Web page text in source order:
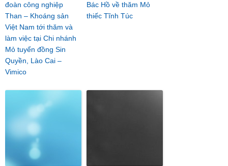
đoàn công nghiệp
Than – Khoáng sản
Việt Nam tới thăm và
làm việc tại Chi nhánh
Mỏ tuyển đồng Sin
Quyền, Lào Cai –
Vimico
Bác Hồ về thăm Mỏ
thiếc Tĩnh Túc